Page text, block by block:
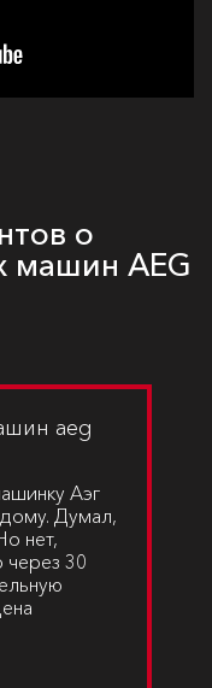
о
машин AEG
aeg
Аэг
Думал,
нет,
через 30